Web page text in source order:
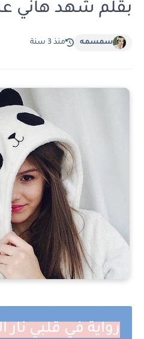
بقلم شهد هاني
سمسمه منذ 3 سنة
رواية في قلبي نار